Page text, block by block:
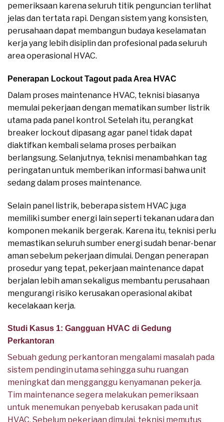
pemeriksaan karena seluruh titik penguncian terlihat
jelas dan tertata rapi. Dengan sistem yang konsisten,
perusahaan dapat membangun budaya keselamatan
kerja yang lebih disiplin dan profesional pada seluruh
area operasional HVAC.
Penerapan Lockout Tagout pada Area HVAC
Dalam proses maintenance HVAC, teknisi biasanya
memulai pekerjaan dengan mematikan sumber listrik
utama pada panel kontrol. Setelah itu, perangkat
breaker lockout dipasang agar panel tidak dapat
diaktifkan kembali selama proses perbaikan
berlangsung. Selanjutnya, teknisi menambahkan tag
peringatan untuk memberikan informasi bahwa unit
sedang dalam proses maintenance.
Selain panel listrik, beberapa sistem HVAC juga
memiliki sumber energi lain seperti tekanan udara dan
komponen mekanik bergerak. Karena itu, teknisi perlu
memastikan seluruh sumber energi sudah benar-benar
aman sebelum pekerjaan dimulai. Dengan penerapan
prosedur yang tepat, pekerjaan maintenance dapat
berjalan lebih aman sekaligus membantu perusahaan
mengurangi risiko kerusakan operasional akibat
kecelakaan kerja.
Studi Kasus 1: Gangguan HVAC di Gedung
Perkantoran
Sebuah gedung perkantoran mengalami masalah pada
sistem pendingin utama sehingga suhu ruangan
meningkat dan mengganggu kenyamanan pekerja.
Tim maintenance segera melakukan pemeriksaan
untuk menemukan penyebab kerusakan pada unit
HVAC. Sebelum pekerjaan dimulai, teknisi memutus